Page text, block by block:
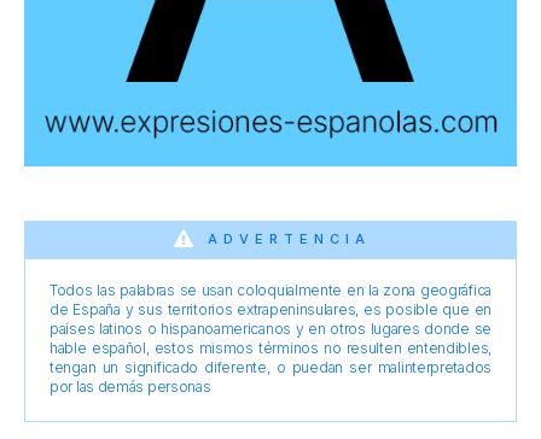
ADVERTENCIA
Todos las palabras se usan coloquialmente en la zona geográfica
de España y sus territorios extrapeninsulares, es posible que en
países latinos o hispanoamericanos y en otros lugares donde se
hable español, estos mismos términos no resulten entendibles,
tengan un significado diferente, o puedan ser malinterpretados
por las demás personas